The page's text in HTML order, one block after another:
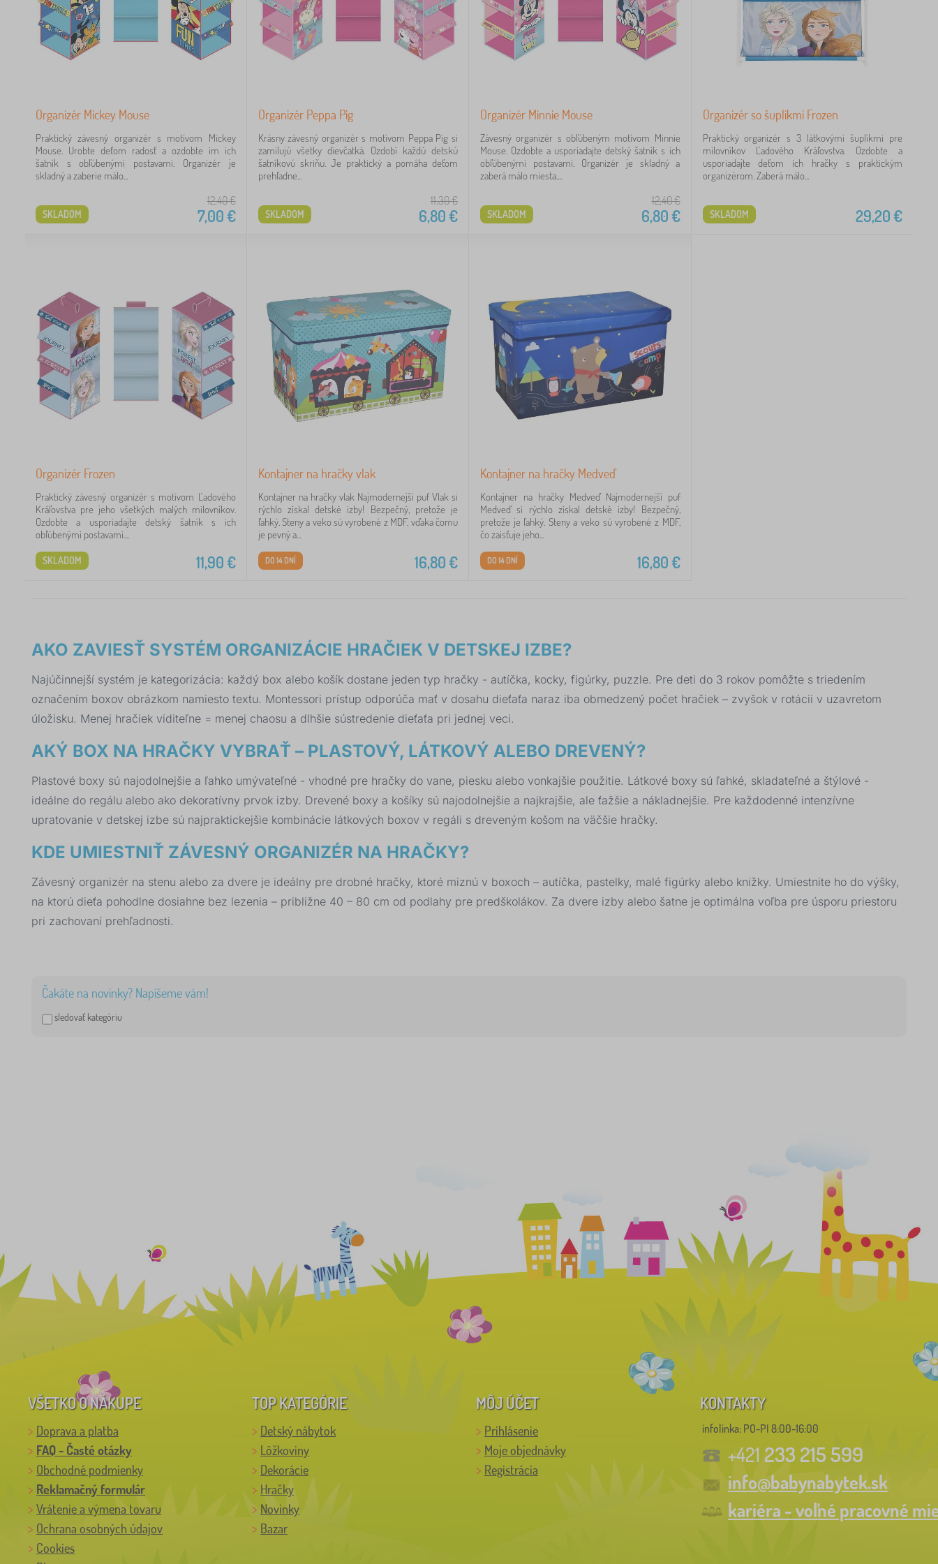
Organizér Mickey Mouse
Praktický závesný organizér s motívom Mickey
Mouse. Urobte deťom radosť a ozdobte im ich
šatník s obľúbenými postavami. Organizér je
skladný a zaberie málo...
12,40€
7,00€
SKLADOM
Organizér Peppa Pig
Krásny závesný organizér s motívom Peppa Pig si
zamilujú všetky dievčatká. Ozdobí každú detskú
šatníkovú skriňu. Je praktický a pomáha deťom
prehľadne...
11,30€
6,80€
SKLADOM
Organizér Minnie Mouse
Závesný organizér s obľúbeným motívom Minnie
Mouse. Ozdobte a usporiadajte detský šatník s ich
obľúbenými postavami. Organizér je skladný a
zaberá málo miesta....
12,40€
6,80€
SKLADOM
Organizér so šuplíkmi Frozen
Praktický organizér s 3 látkovými šuplíkmi pre
milovníkov Ľadového Kráľovstva. Ozdobte a
usporiadajte deťom ich hračky s praktickým
organizérom. Zaberá málo...
29,20€
SKLADOM
Organizér Frozen
Praktický závesný organizér s motívom Ľadového
Kráľovstva pre jeho všetkých malých milovníkov.
Ozdobte a usporiadajte detský šatník s ich
obľúbenými postavami....
11,90€
SKLADOM
Kontajner na hračky vlak
Kontajner na hračky vlak Najmodernejší puf Vlak si
rýchlo získal detské izby! Bezpečný, pretože je
ľahký. Steny a veko sú vyrobené z MDF, vďaka čomu
je pevný a...
16,80€
DO 14 DNÍ
Kontajner na hračky Medveď
Kontajner na hračky Medveď Najmodernejší puf
Medveď si rýchlo získal detské izby! Bezpečný,
pretože je ľahký. Steny a veko sú vyrobené z MDF,
čo zaisťuje jeho...
16,80€
DO 14 DNÍ
AKO ZAVIESŤ SYSTÉM ORGANIZÁCIE HRAČIEK V DETSKEJ IZBE?
Najúčinnejší systém je kategorizácia: každý box alebo košík dostane jeden typ hračky - autíčka, kocky, figúrky, puzzle. Pre deti do 3 rokov pomôžte s triedením
označením boxov obrázkom namiesto textu. Montessori prístup odporúča mať v dosahu dieťaťa naraz iba obmedzený počet hračiek – zvyšok v rotácii v uzavretom
úložisku. Menej hračiek viditeľne = menej chaosu a dlhšie sústredenie dieťaťa pri jednej veci.
AKÝ BOX NA HRAČKY VYBRAŤ – PLASTOVÝ, LÁTKOVÝ ALEBO DREVENÝ?
Plastové boxy sú najodolnejšie a ľahko umývateľné - vhodné pre hračky do vane, piesku alebo vonkajšie použitie. Látkové boxy sú ľahké, skladateľné a štýlové -
ideálne do regálu alebo ako dekoratívny prvok izby. Drevené boxy a košíky sú najodolnejšie a najkrajšie, ale ťažšie a nákladnejšie. Pre každodenné intenzívne
upratovanie v detskej izbe sú najpraktickejšie kombinácie látkových boxov v regáli s dreveným košom na väčšie hračky.
KDE UMIESTNIŤ ZÁVESNÝ ORGANIZÉR NA HRAČKY?
Závesný organizér na stenu alebo za dvere je ideálny pre drobné hračky, ktoré miznú v boxoch – autíčka, pastelky, malé figúrky alebo knižky. Umiestnite ho do výšky,
na ktorú dieťa pohodlne dosiahne bez lezenia – približne 40 – 80 cm od podlahy pre predškolákov. Za dvere izby alebo šatne je optimálna voľba pre úsporu priestoru
pri zachovaní prehľadnosti.
Čakáte na novinky? Napíšeme vám!
sledovať kategóriu
VŠETKO O NÁKUPE
Doprava a platba
FAQ - Časté otázky
Obchodné podmienky
Reklamačný formulár
Vrátenie a výmena tovaru
Ochrana osobných údajov
Cookies
TOP KATEGÓRIE
Detský nábytok
Lôžkoviny
Dekorácie
Hračky
Novinky
Bazar
MÔJ ÚČET
Prihlásenie
Moje objednávky
Registrácia
KONTAKTY
infolinka: PO-PI 8:00-16:00
+421 233 215 599
info@babynabytek.sk
kariéra - voľné pracovné